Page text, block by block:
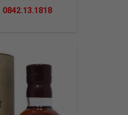
0842.13.1818
ADD TO
WISHLIST